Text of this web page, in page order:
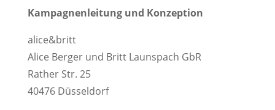
Kampagnenleitung und Konzeption
alice&britt
Alice Berger und Britt Launspach GbR
Rather Str. 25
40476 Düsseldorf